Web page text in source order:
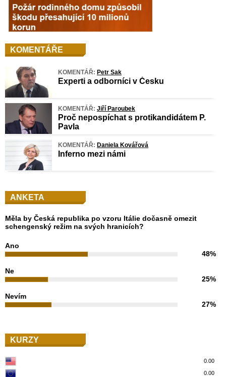
KOMENTÁŘE
KOMENTÁŘ: Petr Sak
Experti a odborníci v Česku
KOMENTÁŘ: Jiří Paroubek
Proč nepospíchat s protikandidátem P.
Pavla
KOMENTÁŘ: Daniela Kovářová
Inferno mezi námi
ANKETA
Měla by Česká republika po vzoru Itálie dočasně omezit
schengenský režim na svých hranicích?
Ano
48%
Ne
25%
Nevím
27%
KURZY
0.00
0.00